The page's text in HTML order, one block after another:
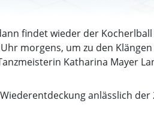
findet wieder der
morgens, um zu den
Katharina Mayer
anlässlich